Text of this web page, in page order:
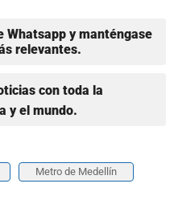
Whatsapp y manténgase
relevantes.
con toda la
y el mundo.
Metro de Medellín